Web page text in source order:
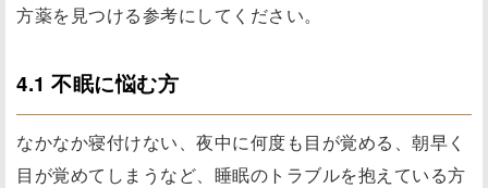
方薬を見つける参考にしてください。
4.1 不眠に悩む方
なかなか寝付けない、夜中に何度も目が覚める、朝早く
目が覚めてしまうなど、睡眠のトラブルを抱えている方